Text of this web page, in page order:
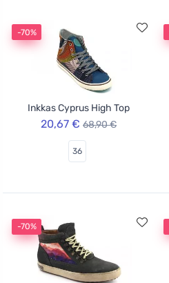
-70%
Inkkas Cyprus High Top
20,67 € 68,90 €
36
-70%